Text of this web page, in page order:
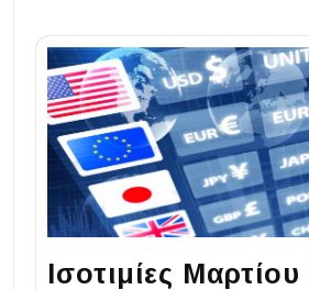
Ισοτιμίες